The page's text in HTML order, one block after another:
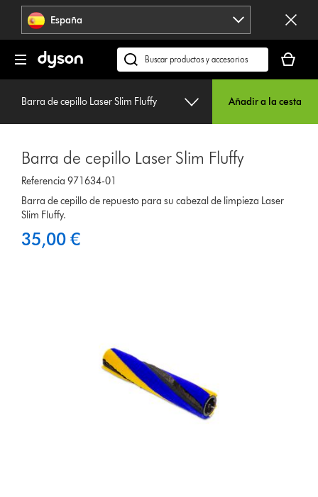
Omitir
navegación España
Buscar
en
dyson.es
cesta
está
Barra de cepillo Laser Slim Fluffy Añadir a la cesta
Barra de cepillo Laser Slim Fluffy
Referencia 971634-01
Barra de cepillo de repuesto para su cabezal de limpieza Laser
Slim Fluffy.
35,00 €